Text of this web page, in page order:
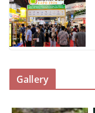
Gallery